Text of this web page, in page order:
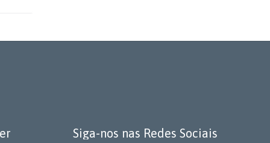
Siga-nos nas Redes Sociais